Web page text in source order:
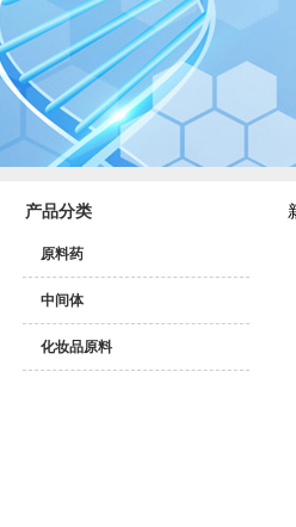
产品分类
原料药
中间体
化妆品原料